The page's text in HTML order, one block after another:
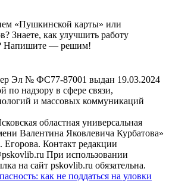
«Пушкинской карты» или
Знаете, как улучшить работу
Напишите — решим!
Эл № ФС77-87001 выдан 19.03.2024
по надзору в сфере связи,
и массовых коммуникаций
областная универсальная
Валентина Яковлевича Курбатова»
Контакт редакции
При использовании
на сайт pskovlib.ru обязательна.
как не поддаться на уловки